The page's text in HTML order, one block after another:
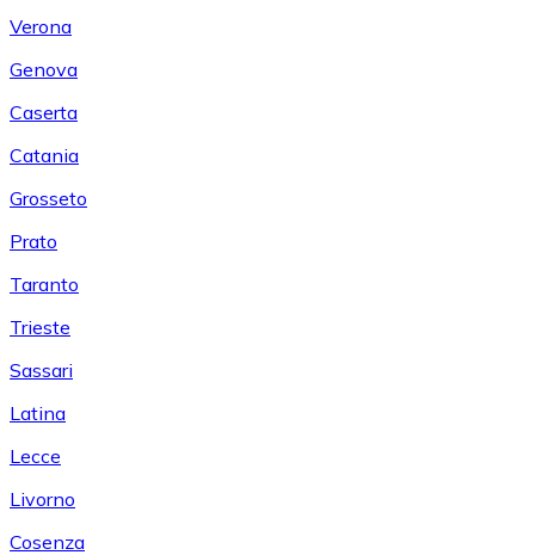
Verona
Genova
Caserta
Catania
Grosseto
Prato
Taranto
Trieste
Sassari
Latina
Lecce
Livorno
Cosenza